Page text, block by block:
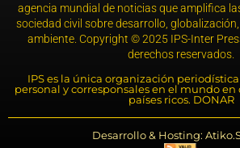
agencia mundial de noticias que amplifica
sociedad civil sobre desarrollo,
ambiente. Copyright © 2025 IPS-Inter
derechos reservados.
IPS es la única organización
personal y corresponsales en el mundo
países ricos. DONAR
Desarrollo & Hosting: